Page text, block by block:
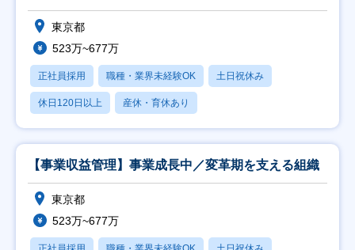
東京都
523万~677万
正社員採用 職種・業界未経験OK 土日祝休み
休日120日以上 産休・育休あり
【事業収益管理】事業成長中／変革期を支える組織
東京都
523万~677万